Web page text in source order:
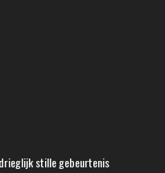
stille gebeurtenis